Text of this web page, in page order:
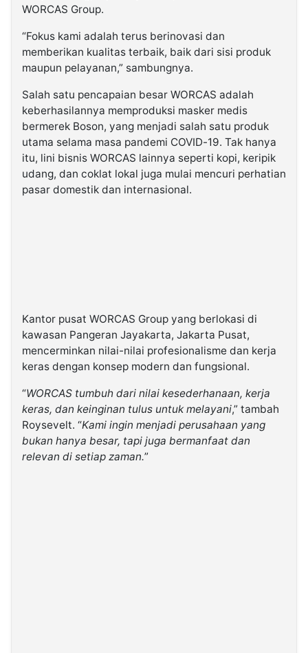
WORCAS Group.
“Fokus kami adalah terus berinovasi dan
memberikan kualitas terbaik, baik dari sisi produk
maupun pelayanan,” sambungnya.
Salah satu pencapaian besar WORCAS adalah
keberhasilannya memproduksi masker medis
bermerek Boson, yang menjadi salah satu produk
utama selama masa pandemi COVID-19. Tak hanya
itu, lini bisnis WORCAS lainnya seperti kopi, keripik
udang, dan coklat lokal juga mulai mencuri perhatian
pasar domestik dan internasional.
Kantor pusat WORCAS Group yang berlokasi di
kawasan Pangeran Jayakarta, Jakarta Pusat,
mencerminkan nilai-nilai profesionalisme dan kerja
keras dengan konsep modern dan fungsional.
“WORCAS tumbuh dari nilai kesederhanaan, kerja
keras, dan keinginan tulus untuk melayani,” tambah
Roysevelt. “Kami ingin menjadi perusahaan yang
bukan hanya besar, tapi juga bermanfaat dan
relevan di setiap zaman.”